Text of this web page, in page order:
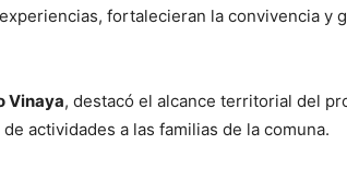
fortalecieran la convivencia y
Vinaya, destacó el alcance territorial del
actividades a las familias de la comuna.